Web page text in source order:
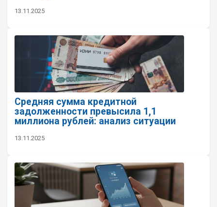
13.11.2025
Средняя сумма кредитной
задолженности превысила 1,1
миллиона рублей: анализ ситуации
13.11.2025